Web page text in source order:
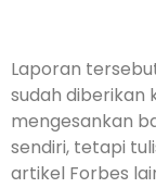
Laporan
sudah diberikan
mengesankan
sendiri, tetapi
artikel Forbes